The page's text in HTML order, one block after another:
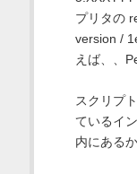
プリタの
version /
えば、、
スクリプ
ているイ
内にある